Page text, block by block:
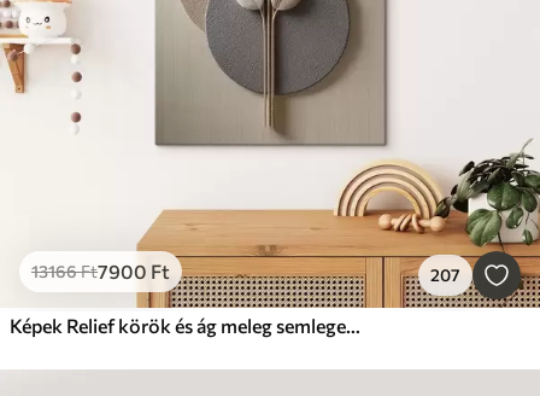
13166Ft7900 Ft 207
Képek Relief körök és ág meleg semleges színekben